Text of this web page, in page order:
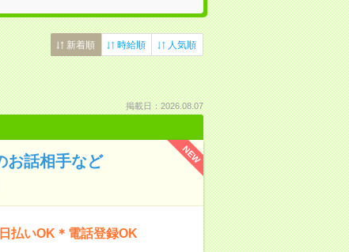
新着順 時給順 人気順
掲載日：2026.08.07
NEW
お話相手など
払いOK＊電話登録OK